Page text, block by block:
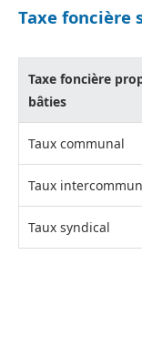
Taxe foncière
Taxe foncière
bâties
Taux communal
Taux
Taux syndical